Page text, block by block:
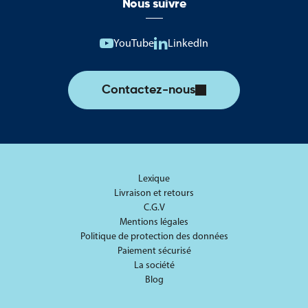
cérémonie publique, un drapeau Croix-Rouge permet de
localiser rapidement un poste médical avancé ou une équipe de
personnes nécessitant une assistance et améliore l’organisation
Dans le cadre des plans de prévention et des dispositifs de
secours obligatoires sur certains événements, une signalisation
Grâce à leur fabrication professionnelle, leur forte visibilité et leur
conformité aux usages de signalisation humanitaire, les
drapeaux Croix-Rouge constituent une solution fiable pour toute
organisation souhaitant mettre en place un balisage clair,
efficace et facilement identifiable.
Nous suivre
YouTube LinkedIn
Contactez-nous
Lexique
Livraison et retours
C.G.V
Mentions légales
Politique de protection des données
Paiement sécurisé
La société
Blog